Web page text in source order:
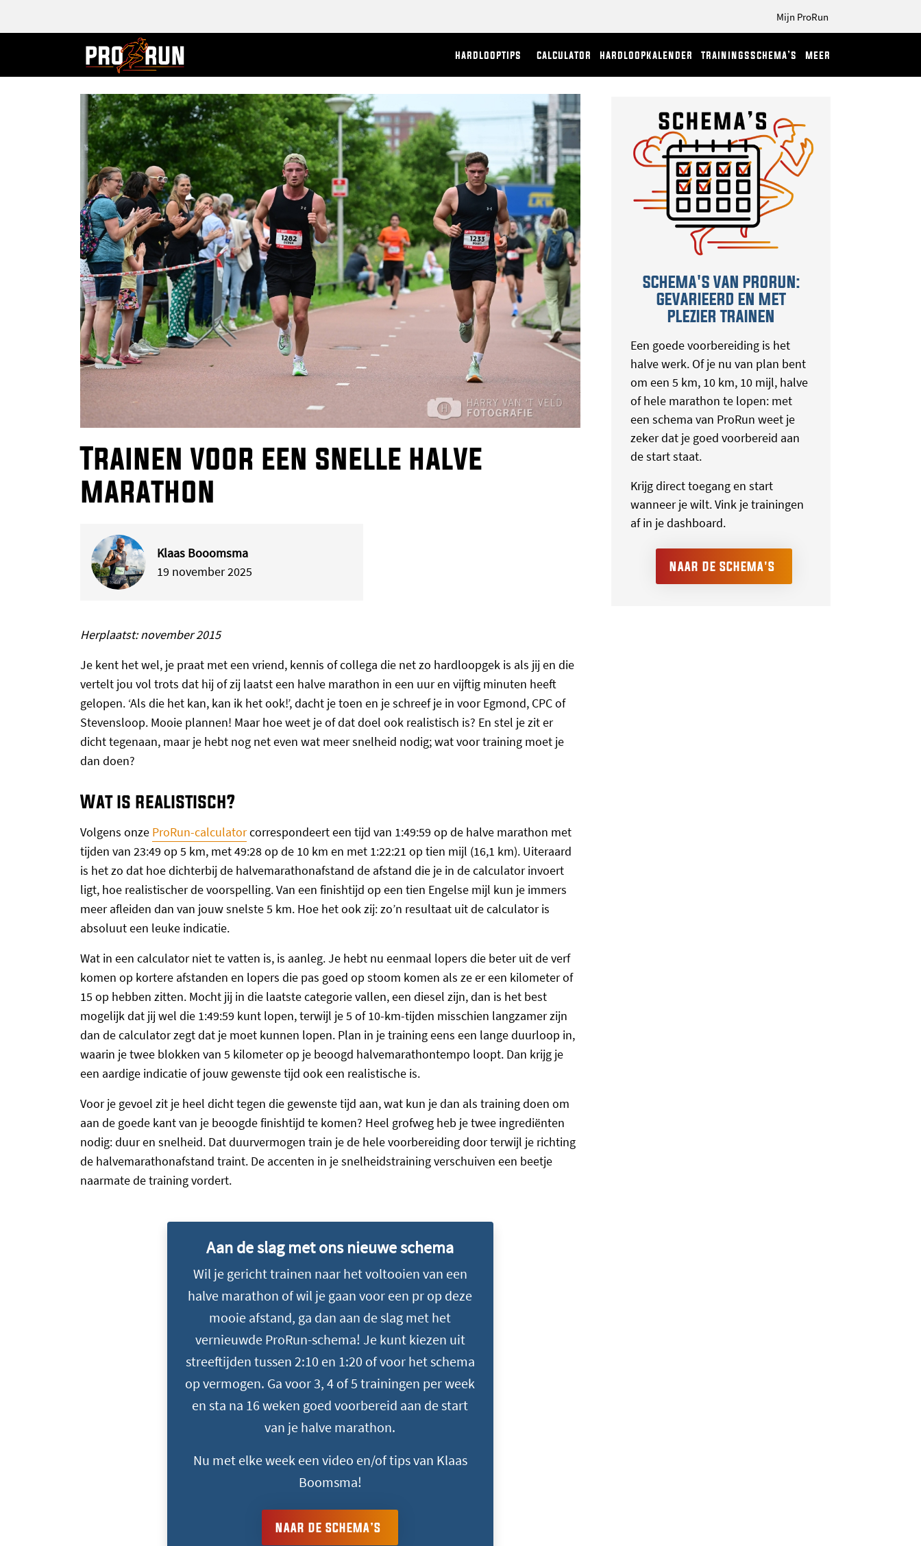
Mijn ProRun
hardlooptips calculator hardloopkalender trainingsschema’s meer
Trainen voor een snelle halve
marathon
Klaas Booomsma
19 november 2025
Herplaatst: november 2015
Je kent het wel, je praat met een vriend, kennis of collega die net zo hardloopgek is als jij en die
vertelt jou vol trots dat hij of zij laatst een halve marathon in een uur en vijftig minuten heeft
gelopen. ‘Als die het kan, kan ik het ook!’, dacht je toen en je schreef je in voor Egmond, CPC of
Stevensloop. Mooie plannen! Maar hoe weet je of dat doel ook realistisch is? En stel je zit er
dicht tegenaan, maar je hebt nog net even wat meer snelheid nodig; wat voor training moet je
dan doen?
Wat is realistisch?
Volgens onze ProRun-calculatorcorrespondeert een tijd van 1:49:59 op de halve marathon met
tijden van 23:49 op 5 km, met 49:28 op de 10 km en met 1:22:21 op tien mijl (16,1 km). Uiteraard
is het zo dat hoe dichterbij de halvemarathonafstand de afstand die je in de calculator invoert
ligt, hoe realistischer de voorspelling. Van een finishtijd op een tien Engelse mijl kun je immers
meer afleiden dan van jouw snelste 5 km. Hoe het ook zij: zo’n resultaat uit de calculator is
absoluut een leuke indicatie.
Wat in een calculator niet te vatten is, is aanleg. Je hebt nu eenmaal lopers die beter uit de verf
komen op kortere afstanden en lopers die pas goed op stoom komen als ze er een kilometer of
15 op hebben zitten. Mocht jij in die laatste categorie vallen, een diesel zijn, dan is het best
mogelijk dat jij wel die 1:49:59 kunt lopen, terwijl je 5 of 10-km-tijden misschien langzamer zijn
dan de calculator zegt dat je moet kunnen lopen. Plan in je training eens een lange duurloop in,
waarin je twee blokken van 5 kilometer op je beoogd halvemarathontempo loopt. Dan krijg je
een aardige indicatie of jouw gewenste tijd ook een realistische is.
Voor je gevoel zit je heel dicht tegen die gewenste tijd aan, wat kun je dan als training doen om
aan de goede kant van je beoogde finishtijd te komen? Heel grofweg heb je twee ingrediënten
nodig: duur en snelheid. Dat duurvermogen train je de hele voorbereiding door terwijl je richting
de halvemarathonafstand traint. De accenten in je snelheidstraining verschuiven een beetje
naarmate de training vordert.
Aan de slag met ons nieuwe schema
Wil je gericht trainen naar het voltooien van een
halve marathon of wil je gaan voor een pr op deze
mooie afstand, ga dan aan de slag met het
vernieuwde ProRun-schema! Je kunt kiezen uit
streeftijden tussen 2:10 en 1:20 of voor het schema
op vermogen. Ga voor 3, 4 of 5 trainingen per week
en sta na 16 weken goed voorbereid aan de start
van je halve marathon.
Nu met elke week een video en/of tips van Klaas
Boomsma!
NAAR DE SCHEMA’S
SCHEMA'S VAN PRORUN:
GEVARIEERD EN MET
PLEZIER TRAINEN
Een goede voorbereiding is het
halve werk. Of je nu van plan bent
om een 5 km, 10 km, 10 mijl, halve
of hele marathon te lopen: met
een schema van ProRun weet je
zeker dat je goed voorbereid aan
de start staat.
Krijg direct toegang en start
wanneer je wilt. Vink je trainingen
af in je dashboard.
NAAR DE SCHEMA'S